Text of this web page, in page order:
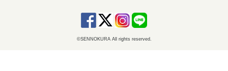
©SENNOKURA All rights reserved.